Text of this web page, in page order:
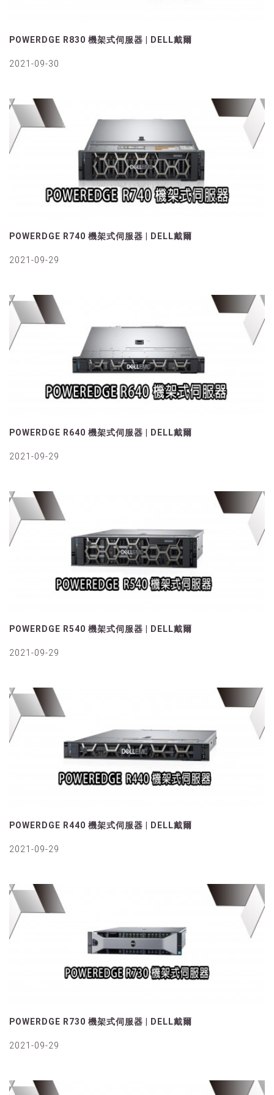
POWERDGE R830 機架式伺服器 | DELL戴爾
2021-09-30
POWERDGE R740 機架式伺服器 | DELL戴爾
2021-09-29
POWERDGE R640 機架式伺服器 | DELL戴爾
2021-09-29
POWERDGE R540 機架式伺服器 | DELL戴爾
2021-09-29
POWERDGE R440 機架式伺服器 | DELL戴爾
2021-09-29
POWERDGE R730 機架式伺服器 | DELL戴爾
2021-09-29